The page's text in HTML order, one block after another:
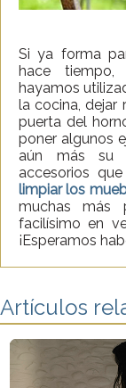
Si ya forma
hace
hayamos
la cocina, dejar
puerta del
poner algunos
aún más su
accesorios
limpiar los
muchas más
facilísimo en
¡Esperamos
Artículos